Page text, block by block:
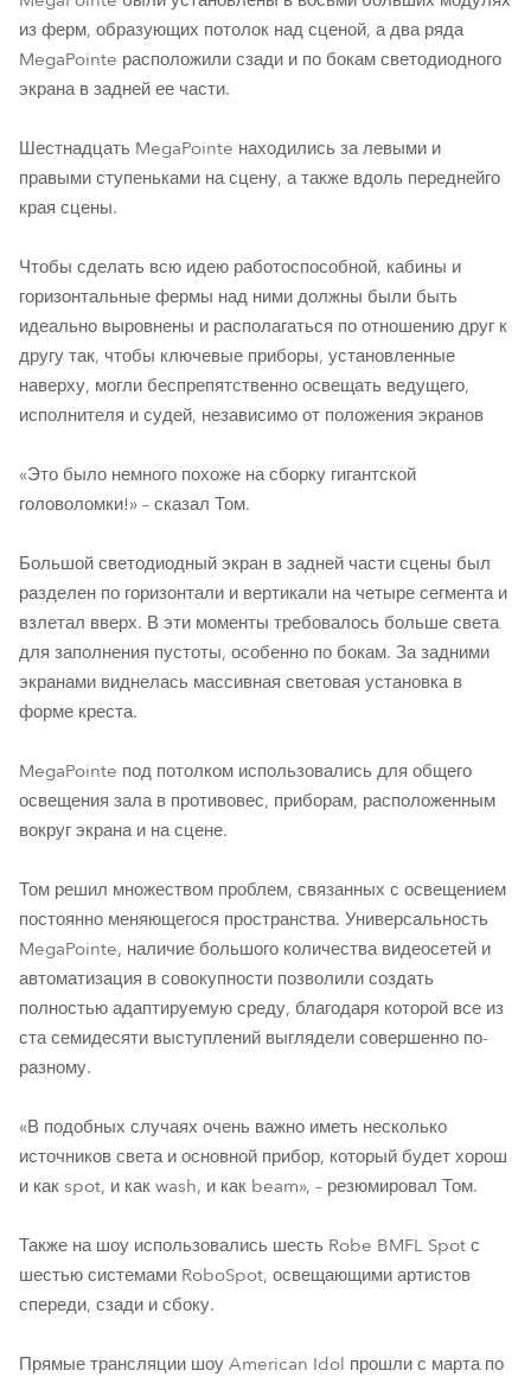
из ферм, образующих потолок над сценой, а два ряда
MegaPointe расположили сзади и по бокам светодиодного
экрана в задней ее части.
Шестнадцать MegaPointe находились за левыми и
правыми ступеньками на сцену, а также вдоль переднейго
края сцены.
Чтобы сделать всю идею работоспособной, кабины и
горизонтальные фермы над ними должны были быть
идеально выровнены и располагаться по отношению друг к
другу так, чтобы ключевые приборы, установленные
наверху, могли беспрепятственно освещать ведущего,
исполнителя и судей, независимо от положения экранов
«Это было немного похоже на сборку гигантской
головоломки!» – сказал Том.
Большой светодиодный экран в задней части сцены был
разделен по горизонтали и вертикали на четыре сегмента и
взлетал вверх. В эти моменты требовалось больше света
для заполнения пустоты, особенно по бокам. За задними
экранами виднелась массивная световая установка в
форме креста.
MegaPointe под потолком использовались для общего
освещения зала в противовес, приборам, расположенным
вокруг экрана и на сцене.
Том решил множеством проблем, связанных с освещением
постоянно меняющегося пространства. Универсальность
MegaPointe, наличие большого количества видеосетей и
автоматизация в совокупности позволили создать
полностью адаптируемую среду, благодаря которой все из
ста семидесяти выступлений выглядели совершенно по-
разному.
«В подобных случаях очень важно иметь несколько
источников света и основной прибор, который будет хорош
и как spot, и как wash, и как beam», – резюмировал Том.
Также на шоу использовались шесть Robe BMFL Spot с
шестью системами RoboSpot, освещающими артистов
спереди, сзади и сбоку.
Прямые трансляции шоу American Idol прошли с марта по